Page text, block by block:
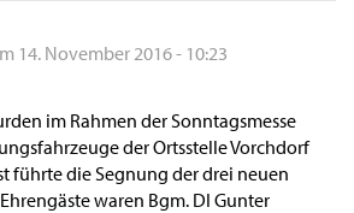
14. November 2016 - 10:23
im Rahmen der Sonntagsmesse
der Ortsstelle Vorchdorf
führte die Segnung der drei neuen
waren Bgm. DI Gunter